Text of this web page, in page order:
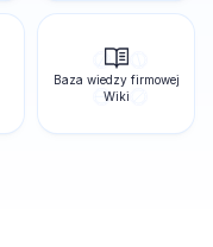
Baza wiedzy firmowej
Wiki